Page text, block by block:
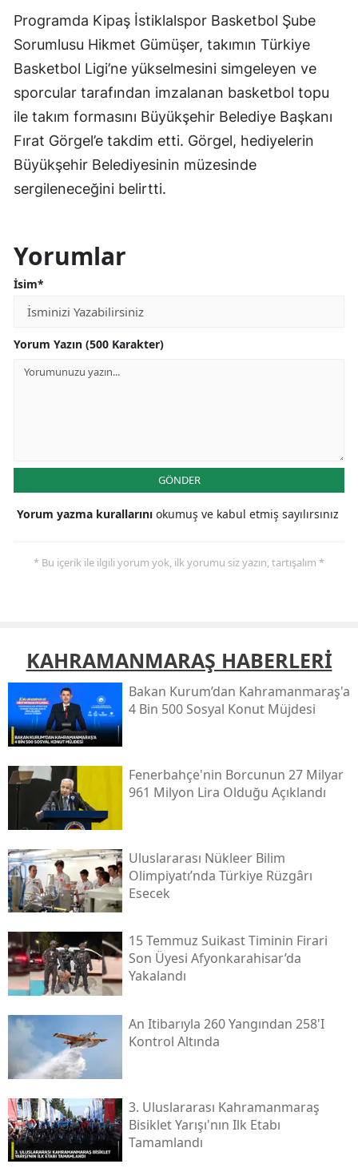
Programda Kipaş İstiklalspor Basketbol Şube
Sorumlusu Hikmet Gümüşer, takımın Türkiye
Basketbol Ligi’ne yükselmesini simgeleyen ve
sporcular tarafından imzalanan basketbol topu
ile takım formasını Büyükşehir Belediye Başkanı
Fırat Görgel’e takdim etti. Görgel, hediyelerin
Büyükşehir Belediyesinin müzesinde
sergileneceğini belirtti.
Yorumlar
İsim*
Yorum Yazın (500 Karakter)
GÖNDER
Yorum yazma kurallarını okumuş ve kabul etmiş sayılırsınız
* Bu içerik ile ilgili yorum yok, ilk yorumu siz yazın, tartışalım *
KAHRAMANMARAŞ HABERLERİ
Bakan Kurum’dan Kahramanmaraş'a
4 Bin 500 Sosyal Konut Müjdesi
Fenerbahçe'nin Borcunun 27 Milyar
961 Milyon Lira Olduğu Açıklandı
Uluslararası Nükleer Bilim
Olimpiyatı’nda Türkiye Rüzgârı
Esecek
15 Temmuz Suikast Timinin Firari
Son Üyesi Afyonkarahisar’da
Yakalandı
An Itibarıyla 260 Yangından 258'i
Kontrol Altında
3. Uluslararası Kahramanmaraş
Bisiklet Yarışı'nın Ilk Etabı
Tamamlandı